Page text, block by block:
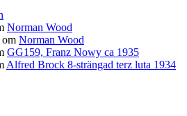
Norman Wood
om Norman Wood
GG159, Franz Nowy ca 1935
Alfred Brock 8-strängad terz luta 1934